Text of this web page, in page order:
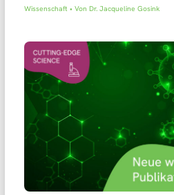
Wissenschaft• Von Dr. Jacqueline Gosink